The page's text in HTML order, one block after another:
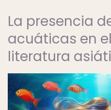
La presencia
acuáticas en
literatura